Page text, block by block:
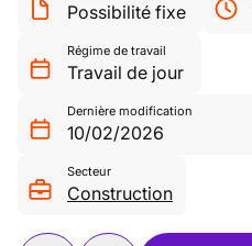
Possibilité fixe
Régime de travail
Travail de jour
Dernière modification
10/02/2026
Secteur
Construction